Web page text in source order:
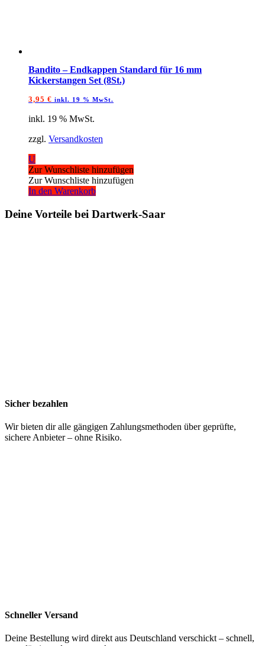
Bandito – Endkappen Standard für 16 mm
Kickerstangen Set (8St.)
3,95 € inkl. 19 % MwSt.
inkl. 19 % MwSt.
zzgl. Versandkosten
U
Zur Wunschliste hinzufügen
Zur Wunschliste hinzufügen
In den Warenkorb
Deine Vorteile bei Dartwerk-Saar
Sicher bezahlen
Wir bieten dir alle gängigen Zahlungsmethoden über geprüfte,
sichere Anbieter – ohne Risiko.
Schneller Versand
Deine Bestellung wird direkt aus Deutschland verschickt – schnell,